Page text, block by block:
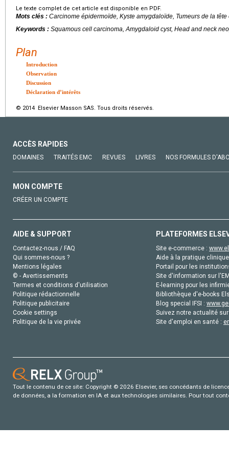
Le texte complet de cet article est disponible en PDF.
Mots clés : Carcinome épidermoïde, Kyste amygdaloïde, Tumeurs de la tête
Keywords : Squamous cell carcinoma, Amygdaloid cyst, Head and neck
Plan
Introduction
Observation
Discussion
Déclaration d’intérêts
© 2014 Elsevier Masson SAS. Tous droits réservés.
ACCÈS RAPIDES
DOMAINES TRAITÉS EMC REVUES LIVRES NOS FORMULES
MON COMPTE
CRÉER UN COMPTE
AIDE & SUPPORT
Contactez-nous / FAQ
Qui sommes-nous ?
Mentions légales
© - Avertissements
Termes et conditions d'utilisation
Politique rédactionnelle
Politique publicitaire
Cookie settings
Politique de la vie privée
PLATEFORMES
Site e-commerce :
Aide à la pratique
Portail pour les
Site d'information sur
E-learning pour les
Bibliothèque d'e-books
Blog special IFSI :
Suivez notre actualité
Site d'emploi en santé :
Tout le contenu de ce site: Copyright © 2026 Elsevier, ses concédants de
de données, a la formation en IA et aux technologies similaires. Pour tout